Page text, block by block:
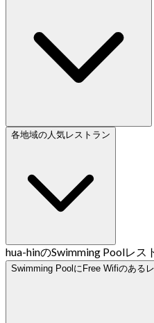
各地域の人気レストラン
hua-hinのSwimming Poolレス
Swimming PoolにFree Wifiのある